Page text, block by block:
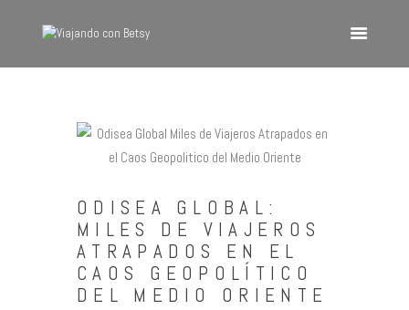
VIAJANDO CON BETSY
Inicio
Europa
América
Asia
Quienes Somos
ODISEA GLOBAL:
MILES DE VIAJEROS
ATRAPADOS EN EL
CAOS GEOPOLÍTICO
DEL MEDIO ORIENTE